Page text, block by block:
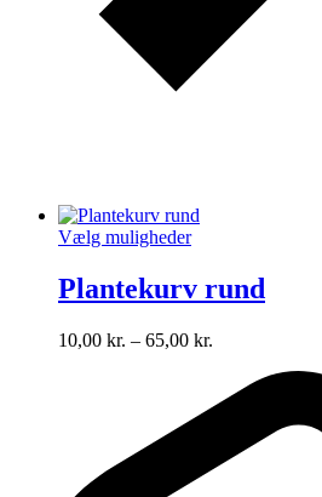
Vælg muligheder
Plantekurv rund
10,00 kr. – 65,00 kr.